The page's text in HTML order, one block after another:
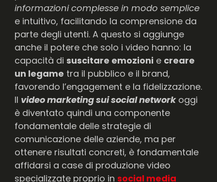
informazioni complesse in modo semplice
e intuitivo, facilitando la comprensione da
parte degli utenti. A questo si aggiunge
anche il potere che solo i video hanno: la
capacità di suscitare emozioni e creare
un legame tra il pubblico e il brand,
favorendo l’engagement e la fidelizzazione.
Il video marketing sui social networkoggi
è diventato quindi una componente
fondamentale delle strategie di
comunicazione delle aziende, ma per
ottenere risultati concreti, è fondamentale
affidarsi a case di produzione video
specializzate proprio in social media